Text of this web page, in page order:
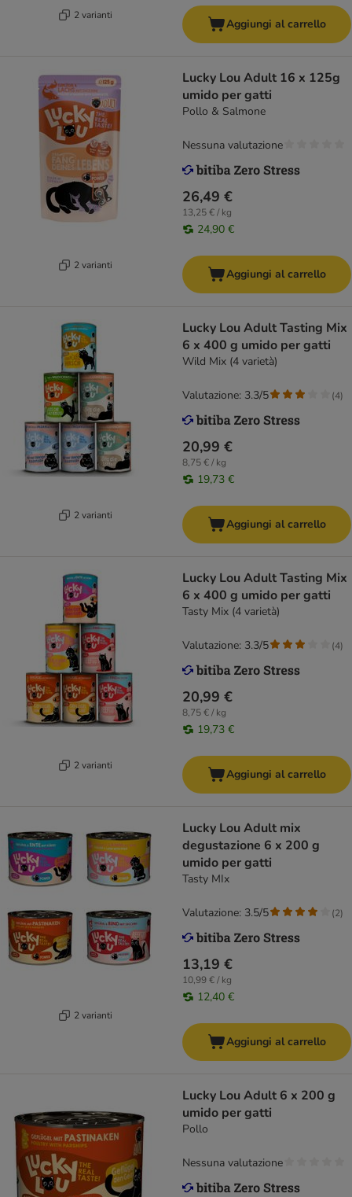
2 varianti
Aggiungi al carrello
2 varianti
Lucky Lou Adult 16 x 125g
umido per gatti
Pollo & Salmone
26,49 €
13,25 € / kg
24,90 €
Nessuna valutazione
Aggiungi al carrello
2 varianti
Lucky Lou Adult Tasting Mix
6 x 400 g umido per gatti
Wild Mix (4 varietà)
20,99 €
8,75 € / kg
19,73 €
Valutazione: 3.3/5 (4)
Aggiungi al carrello
2 varianti
Lucky Lou Adult Tasting Mix
6 x 400 g umido per gatti
Tasty Mix (4 varietà)
20,99 €
8,75 € / kg
19,73 €
Valutazione: 3.3/5 (4)
Aggiungi al carrello
2 varianti
Lucky Lou Adult mix
degustazione 6 x 200 g
umido per gatti
Tasty MIx
13,19 €
10,99 € / kg
12,40 €
Valutazione: 3.5/5 (2)
Aggiungi al carrello
Lucky Lou Adult 6 x 200 g
umido per gatti
Pollo
Nessuna valutazione